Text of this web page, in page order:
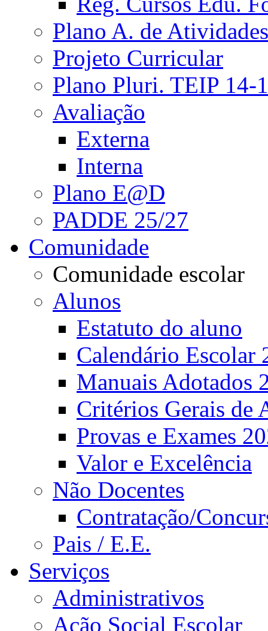
Plano A. de Atividades
Projeto Curricular
Plano Pluri. TEIP 14-
Avaliação
Externa
Interna
Plano E@D
PADDE 25/27
Comunidade
Comunidade escolar
Alunos
Estatuto do aluno
Calendário Escolar
Manuais Adotados
Critérios Gerais de
Provas e Exames
Valor e Excelência
Não Docentes
Contratação/
Pais / E.E.
Serviços
Administrativos
Ação Social Escolar